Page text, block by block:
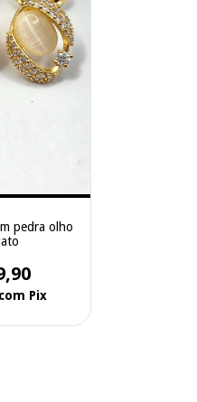
pedra olho
com Pix